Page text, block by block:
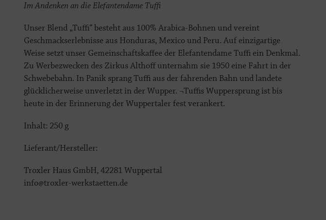
Im Andenken an die Elefantendame Tuffi
Unser Blend „Tuffi“ besteht aus 100% Arabica-Bohnen und vereint
Geschmackserlebnisse aus Honduras, Mexico und Peru. Auf einzigartige
Weise setzt unser Gemeinschaftskaffee der Elefantendame Tuffi ein Denkmal.
Zu Werbezwecken des Zirkus Althoff unternahm sie 1950 eine Fahrt in der
Schwebebahn. In Panik sprang Tuffi aus der fahrenden Bahn und landete
glücklicherweise unverletzt in der Wupper. ¬Tuffis Wuppersprung ist bis
heute in der Erinnerung der Wuppertaler fest verankert.
Inhalt: 250 g
Lieferant/Hersteller:
Troxler Haus GmbH, 42281 Wuppertal
info@troxler-werkstaetten.de